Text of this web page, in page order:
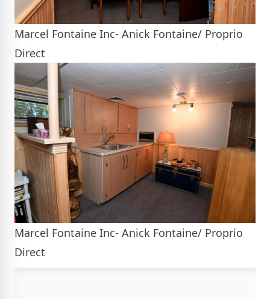
Marcel Fontaine Inc- Anick Fontaine/ Proprio
Direct
Marcel Fontaine Inc- Anick Fontaine/ Proprio
Direct